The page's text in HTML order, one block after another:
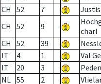
CH
52 7
CH
52 9
charl
CH
52 39
IT
4 1 Val
IT
20 3
NL 55 2